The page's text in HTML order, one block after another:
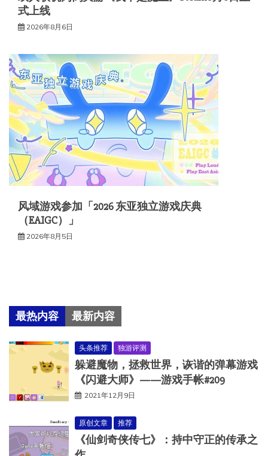
式上线
2026年8月6日
风域游戏参加「2026 东亚独立游戏庆典
（EAIGC）」
2026年8月5日
最热内容 最新内容
头条推荐 独游评测
躲避魔物，拯救世界，诙谐的弹幕游戏
《闪避大师》——游戏手帐#209
2021年12月9日
原创文章 推荐
《仙剑奇侠传七》：持中守正的传承之